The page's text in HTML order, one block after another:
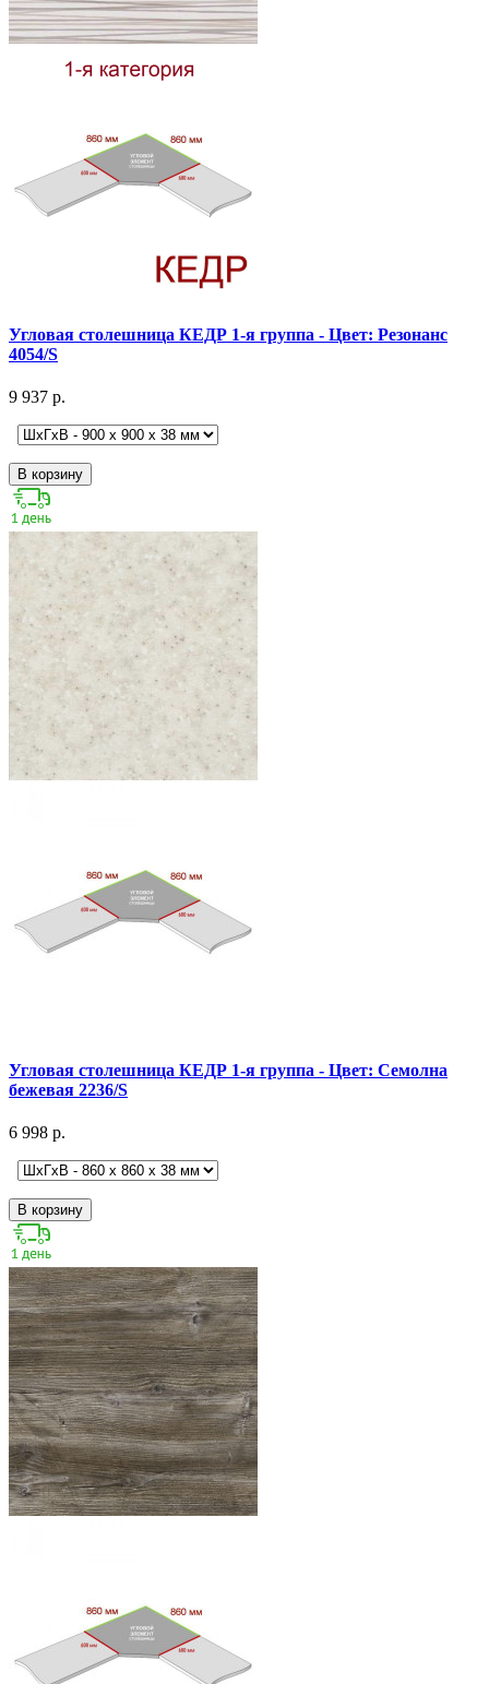
Угловая столешница КЕДР 1-я группа - Цвет: Резонанс
4054/S
9 937 р.
В корзину
Угловая столешница КЕДР 1-я группа - Цвет: Семолна
бежевая 2236/S
6 998 р.
В корзину